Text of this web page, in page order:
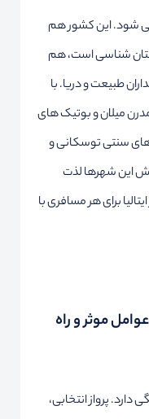
شود. این کشور هم
شناسی است، هم
طبیعت و دریا. با
مدرن میلان و بوتیک های
سنتی توسکانی و
این شهرها لذت
برای هر مسافری با
موثر و راه
دارد. پرواز انتخابی،